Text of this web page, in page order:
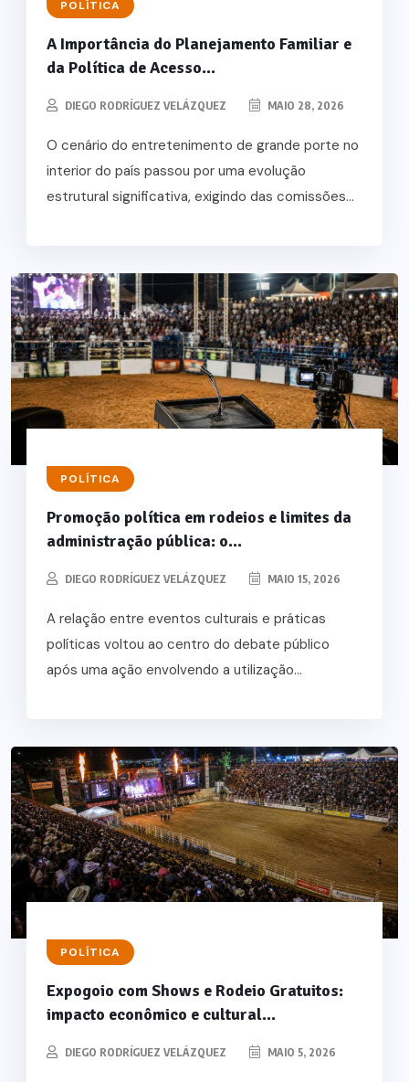
POLÍTICA
A Importância do Planejamento Familiar e
da Política de Acesso...
DIEGO RODRÍGUEZ VELÁZQUEZ MAIO 28, 2026
O cenário do entretenimento de grande porte no
interior do país passou por uma evolução
estrutural significativa, exigindo das comissões...
POLÍTICA
Promoção política em rodeios e limites da
administração pública: o...
DIEGO RODRÍGUEZ VELÁZQUEZ MAIO 15, 2026
A relação entre eventos culturais e práticas
políticas voltou ao centro do debate público
após uma ação envolvendo a utilização...
POLÍTICA
Expogoio com Shows e Rodeio Gratuitos:
impacto econômico e cultural...
DIEGO RODRÍGUEZ VELÁZQUEZ MAIO 5, 2026